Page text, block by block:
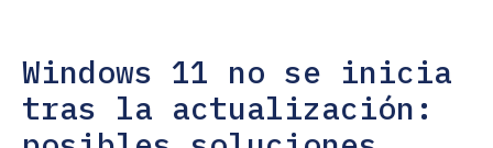
Windows 11 no se inicia
tras la actualización: